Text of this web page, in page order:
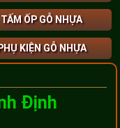
TẤM ỐP GỖ NHỰA
PHỤ KIỆN GỖ NHỰA
Định